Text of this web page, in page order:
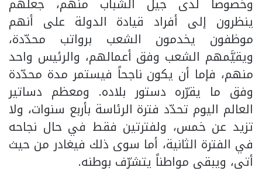
ينظرون إلى أفراد قيادة الدولة على أنهم
موظفون يخدمون الشعب برواتب محدّدة،
ويقيَّمهم الشعب وفق أعمالهم، والرئيس واحد
منهم، فإما أن يكون ناجحاً فيستمر مدة محدّدة
وفق ما يقرّره دستور بلاده. ومعظم دساتير
العالم اليوم تحدّد فترة الرئاسة بأربع سنوات، ولا
تزيد عن خمس، ولفترتين فقط في حال نجاحه
في الفترة الثانية، أما سوى ذلك فيغادر من حيث
أتى، ويبقى مواطناً يتشرّف بوطنه.